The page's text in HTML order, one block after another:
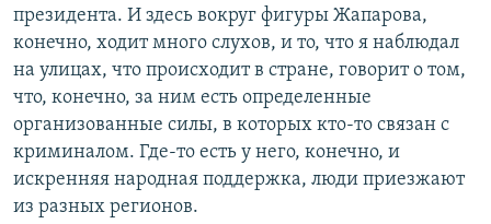
президента. И здесь вокруг фигуры Жапарова,
конечно, ходит много слухов, и то, что я наблюдал
на улицах, что происходит в стране, говорит о том,
что, конечно, за ним есть определенные
организованные силы, в которых кто-то связан с
криминалом. Где-то есть у него, конечно, и
искренняя народная поддержка, люди приезжают
из разных регионов.